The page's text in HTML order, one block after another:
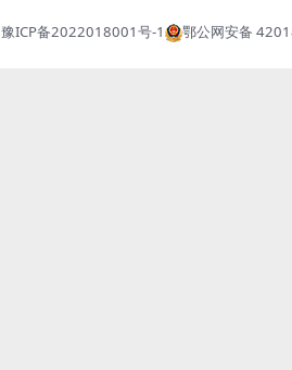
豫ICP备2022018001号-1 鄂公网安备